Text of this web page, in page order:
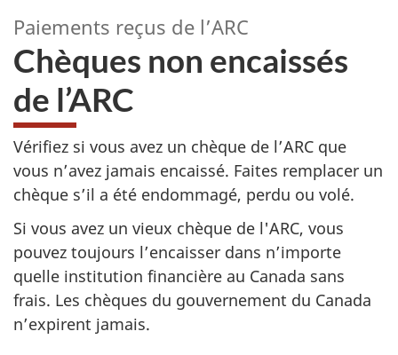
Paiements reçus de l’ARC
Chèques non encaissés
de l’ARC
P
a
i
e
m
e
Vérifiez si vous avez un chèque de l’ARC que
vous n’avez jamais encaissé. Faites remplacer un
chèque s’il a été endommagé, perdu ou volé.
Si vous avez un vieux chèque de l'ARC, vous
pouvez toujours l’encaisser dans n’importe
quelle institution financière au Canada sans
frais. Les chèques du gouvernement du Canada
n’expirent jamais.